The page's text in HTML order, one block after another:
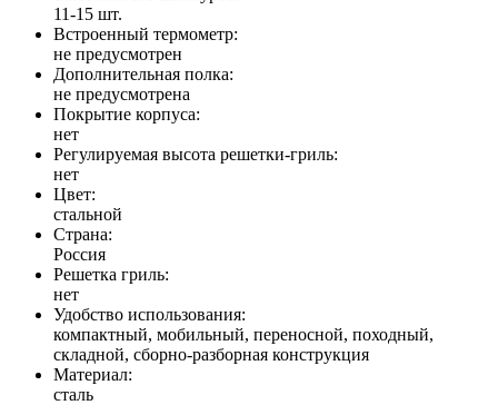
11-15 шт.
Встроенный термометр:
не предусмотрен
Дополнительная полка:
не предусмотрена
Покрытие корпуса:
нет
Регулируемая высота решетки-гриль:
нет
Цвет:
стальной
Страна:
Россия
Решетка гриль:
нет
Удобство использования:
компактный, мобильный, переносной, походный,
складной, сборно-разборная конструкция
Материал:
сталь